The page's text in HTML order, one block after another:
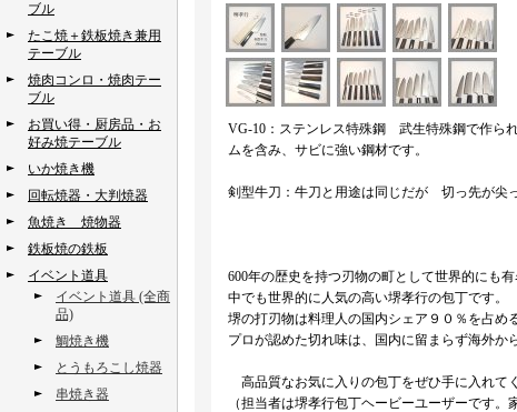
ブル
たこ焼＋鉄板焼き兼用
テーブル
焼肉コンロ・焼肉テー
ブル
お買い得・厨房品・お
好み焼テーブル
いか焼き機
回転焼器・大判焼器
魚焼き 焼物器
鉄板焼の鉄板
イベント道具
イベント道具 (全商
品)
鯛焼き機
とうもろこし焼器
串焼き器
VG-10：ステンレス特殊鋼 武生特殊鋼で作ら
ムを含み、サビに強い鋼材です。
剣型牛刀：牛刀と用途は同じだが 切っ先が尖
600年の歴史を持つ刃物の町として世界的にも有
中でも世界的に人気の高い堺孝行の包丁です。
堺の打刃物は料理人の国内シェア９０％を占め
プロが認めた切れ味は、国内に留まらず海外か
高品質なお気に入りの包丁をぜひ手に入れて
（担当者は堺孝行包丁ヘービーユーザーです。